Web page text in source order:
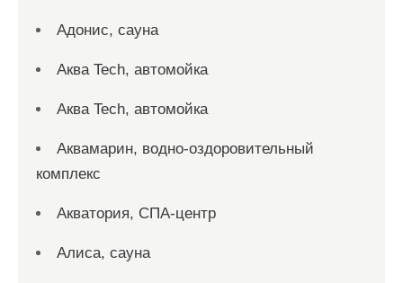
Адонис, сауна
Аква Tech, автомойка
Аква Tech, автомойка
Аквамарин, водно-оздоровительный
комплекс
Акватория, СПА-центр
Алиса, сауна